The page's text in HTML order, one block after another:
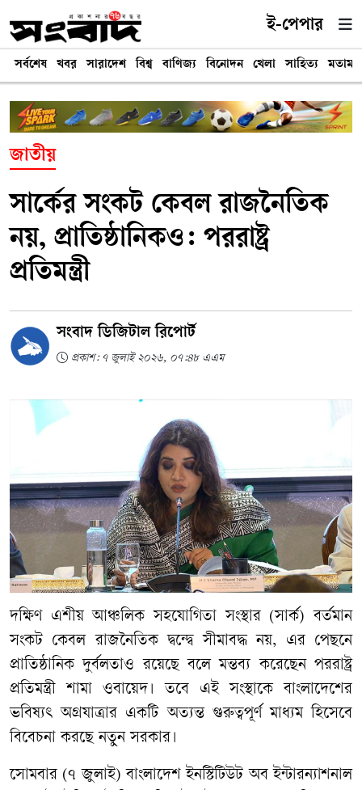
ই-পেপার
সর্বশেষ খবর সারাদেশ বিশ্ব বাণিজ্য বিনোদন খেলা সাহিত্য মতামত
জাতীয়
সার্কের সংকট কেবল রাজনৈতিক
নয়, প্রাতিষ্ঠানিকও: পররাষ্ট্র
প্রতিমন্ত্রী
সংবাদ ডিজিটাল রিপোর্ট
প্রকাশ: ৭ জুলাই ২০২৬, ০৭:৪৮ এএম
​দক্ষিণ এশীয় আঞ্চলিক সহযোগিতা সংস্থার (সার্ক) বর্তমান
সংকট কেবল রাজনৈতিক দ্বন্দ্বে সীমাবদ্ধ নয়, এর পেছনে
প্রাতিষ্ঠানিক দুর্বলতাও রয়েছে বলে মন্তব্য করেছেন পররাষ্ট্র
প্রতিমন্ত্রী শামা ওবায়েদ। তবে এই সংস্থাকে বাংলাদেশের
ভবিষ্যৎ অগ্রযাত্রার একটি অত্যন্ত গুরুত্বপূর্ণ মাধ্যম হিসেবে
বিবেচনা করছে নতুন সরকার।
​সোমবার (৭ জুলাই) বাংলাদেশ ইনস্টিটিউট অব ইন্টারন্যাশনাল